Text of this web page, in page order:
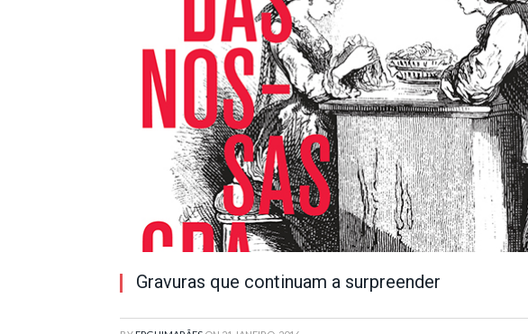
Gravuras que continuam a surpreender